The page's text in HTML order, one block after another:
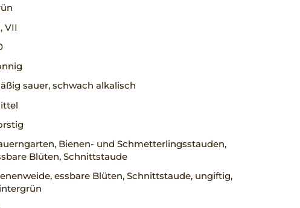
VII
sauer, schwach alkalisch
Bienen- und Schmetterlingsstauden,
Blüten, Schnittstaude
essbare Blüten, Schnittstaude, ungiftig,